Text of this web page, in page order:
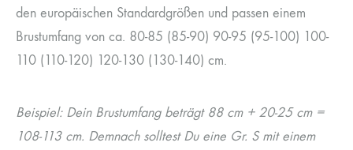
den europäischen Standardgrößen und passen einem
Brustumfang von ca. 80-85 (85-90) 90-95 (95-100) 100-
110 (110-120) 120-130 (130-140) cm.
Beispiel: Dein Brustumfang beträgt 88 cm + 20-25 cm =
108-113 cm. Demnach solltest Du eine Gr. S mit einem